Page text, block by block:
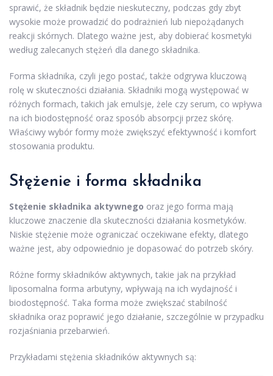
sprawić, że składnik będzie nieskuteczny, podczas gdy zbyt
wysokie może prowadzić do podrażnień lub niepożądanych
reakcji skórnych. Dlatego ważne jest, aby dobierać kosmetyki
według zalecanych stężeń dla danego składnika.
Forma składnika, czyli jego postać, także odgrywa kluczową
rolę w skuteczności działania. Składniki mogą występować w
różnych formach, takich jak emulsje, żele czy serum, co wpływa
na ich biodostępność oraz sposób absorpcji przez skórę.
Właściwy wybór formy może zwiększyć efektywność i komfort
stosowania produktu.
Stężenie i forma składnika
Stężenie składnika aktywnego oraz jego forma mają
kluczowe znaczenie dla skuteczności działania kosmetyków.
Niskie stężenie może ograniczać oczekiwane efekty, dlatego
ważne jest, aby odpowiednio je dopasować do potrzeb skóry.
Różne formy składników aktywnych, takie jak na przykład
liposomalna forma arbutyny, wpływają na ich wydajność i
biodostępność. Taka forma może zwiększać stabilność
składnika oraz poprawić jego działanie, szczególnie w przypadku
rozjaśniania przebarwień.
Przykładami stężenia składników aktywnych są: